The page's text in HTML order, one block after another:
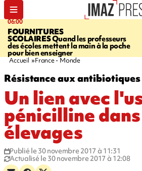
06:00
FOURNITURES
SCOLAIRESQuand les professeurs
des écoles mettent la main à la poche
pour bien enseigner
Accueil France - Monde
Résistance aux antibiotiques
Un lien avec
pénicilline
élevages
Publié le 30 novembre 2017 à 11:31
Actualisé le 30 novembre 2017 à 12:08